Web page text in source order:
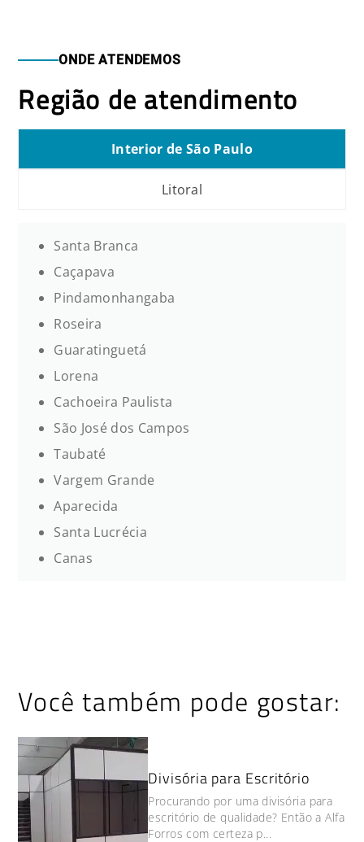
ONDE ATENDEMOS
Região de atendimento
Interior de São Paulo
Litoral
Santa Branca
Caçapava
Pindamonhangaba
Roseira
Guaratinguetá
Lorena
Cachoeira Paulista
São José dos Campos
Taubaté
Vargem Grande
Aparecida
Santa Lucrécia
Canas
Você também pode gostar:
Divisória para Escritório
Procurando por uma divisória para
escritório de qualidade? Então a Alfa
Forros com certeza p...